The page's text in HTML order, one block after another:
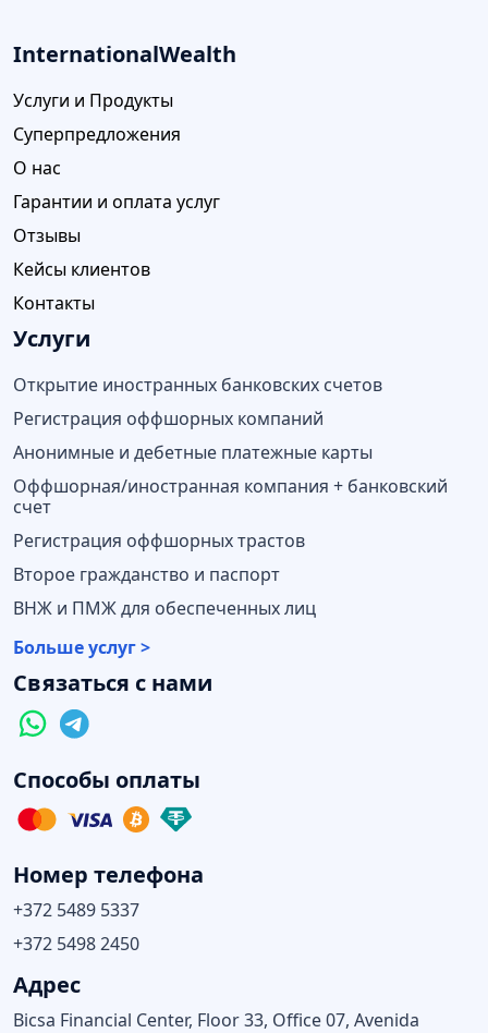
InternationalWealth
Услуги и Продукты
Суперпредложения
О нас
Гарантии и оплата услуг
Отзывы
Кейсы клиентов
Контакты
Услуги
Открытие иностранных банковских счетов
Регистрация оффшорных компаний
Анонимные и дебетные платежные карты
Оффшорная/иностранная компания + банковский
счет
Регистрация оффшорных трастов
Второе гражданство и паспорт
ВНЖ и ПМЖ для обеспеченных лиц
Больше услуг >
Связаться с нами
Способы оплаты
Номер телефона
+372 5489 5337
+372 5498 2450
Адрес
Bicsa Financial Center, Floor 33, Office 07, Avenida